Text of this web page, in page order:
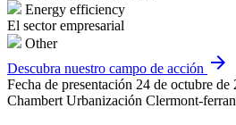
Energy efficiency
El sector empresarial
Other
Descubra nuestro campo de acción arrow_forward
Fecha de presentación 24 de octubre de
Chambert Urbanización Clermont-